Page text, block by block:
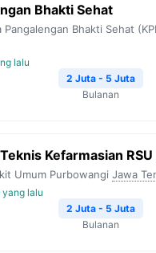
Bhakti Sehat
Pangalengan Bhakti Sehat
lalu
2 Juta - 5 Juta
Bulanan
Kefarmasian
Umum Purbowangi Jawa
yang lalu
2 Juta - 5 Juta
Bulanan